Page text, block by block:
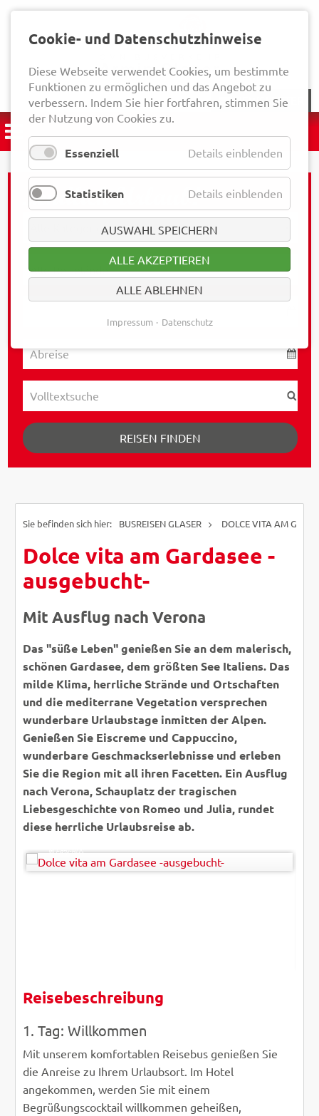
NEWSLETTER
REISEN FINDEN
BUSREISEN GLASER DOLCE VITA AM
Dolce vita am Gardasee -
ausgebucht-
Mit Ausflug nach Verona
Das "süße Leben" genießen Sie an dem malerisch,
schönen Gardasee, dem größten See Italiens. Das
milde Klima, herrliche Strände und Ortschaften
und die mediterrane Vegetation versprechen
wunderbare Urlaubstage inmitten der Alpen.
Genießen Sie Eiscreme und Cappuccino,
wunderbare Geschmackserlebnisse und erleben
Sie die Region mit all ihren Facetten. Ein Ausflug
nach Verona, Schauplatz der tragischen
Liebesgeschichte von Romeo und Julia, rundet
diese herrliche Urlaubsreise ab.
© Easy-BUS
Reisebeschreibung
1. Tag: Willkommen
Mit unserem komfortablen Reisebus genießen Sie
die Anreise zu Ihrem Urlaubsort. Im Hotel
angekommen, werden Sie mit einem
Begrüßungscocktail willkommen geheißen,
Cookie- und Datenschutzhinweise
Diese Webseite verwendet Cookies, um bestimmte
Funktionen zu ermöglichen und das Angebot zu
verbessern. Indem Sie hier fortfahren, stimmen Sie
der Nutzung von Cookies zu.
Essenziell Details einblenden
Statistiken Details einblenden
AUSWAHL SPEICHERN
ALLE AKZEPTIEREN
ALLE ABLEHNEN
Impressum Datenschutz